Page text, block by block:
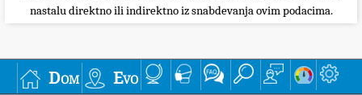
nastalu direktno ili indirektno iz snabdevanja ovim podacima.
Dom Evo